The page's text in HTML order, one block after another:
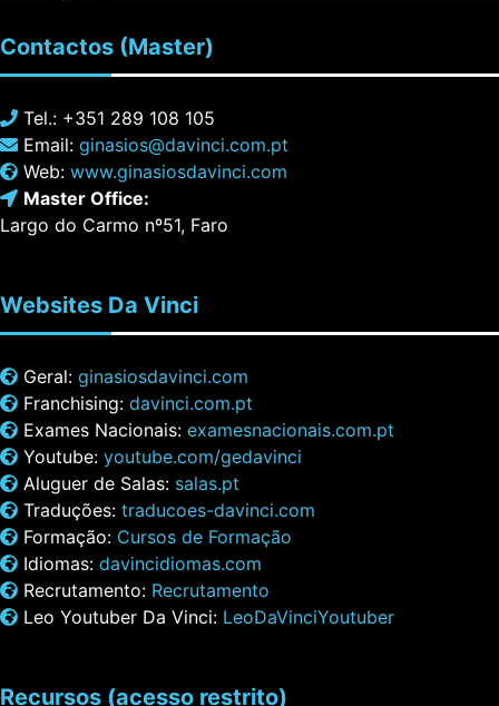
Contactos (Master)
Tel.: +351 289 108 105
Email: ginasios@davinci.com.pt
Web: www.ginasiosdavinci.com
Master Office:
Largo do Carmo nº51, Faro
Websites Da Vinci
Geral: ginasiosdavinci.com
Franchising: davinci.com.pt
Exames Nacionais: examesnacionais.com.pt
Youtube: youtube.com/gedavinci
Aluguer de Salas: salas.pt
Traduções: traducoes-davinci.com
Formação: Cursos de Formação
Idiomas: davincidiomas.com
Recrutamento: Recrutamento
Leo Youtuber Da Vinci: LeoDaVinciYoutuber
Recursos (acesso restrito)